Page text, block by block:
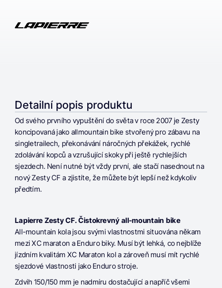
Detailní popis produktu
Od svého prvního vypuštění do světa v roce 2007 je Zesty
koncipovaná jako allmountain bike stvořený pro zábavu na
singletrailech, překonávání náročných překážek, rychlé
zdolávání kopců a vzrušující skoky při ještě rychlejších
sjezdech. Není nutné být vždy první, ale stačí nasednout na
nový Zesty CF a zjistíte, že můžete být lepší než kdykoliv
předtím.
Lapierre Zesty CF. Čistokrevný all-mountain bike
All-mountain kola jsou svými vlastnostmi situována někam
mezi XC maraton a Enduro biky. Musí být lehká, co nejblíže
jízdním kvalitám XC Maraton kol a zároveň musí mít rychlé
sjezdové vlastnosti jako Enduro stroje.
Zdvih 150/150 mm je nadmíru dostačující a napříč všemi